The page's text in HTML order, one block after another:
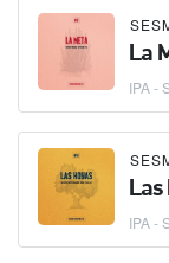
La
IPA -
Las
IPA -